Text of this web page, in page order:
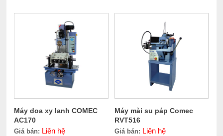
Máy doa xy lanh COMEC
AC170
Giá bán: Liên hệ
Máy mài su páp Comec
RVT516
Giá bán: Liên hệ